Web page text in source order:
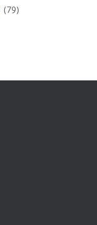
(79)